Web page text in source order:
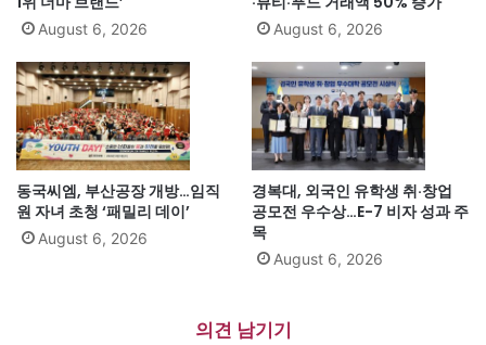
August 6, 2026 August 6, 2026
동국씨엠, 부산공장 개방…임직
원 자녀 초청 ‘패밀리 데이’
August 6, 2026
경복대, 외국인 유학생 취·창업
공모전 우수상…E-7 비자 성과 주
목
August 6, 2026
의견 남기기